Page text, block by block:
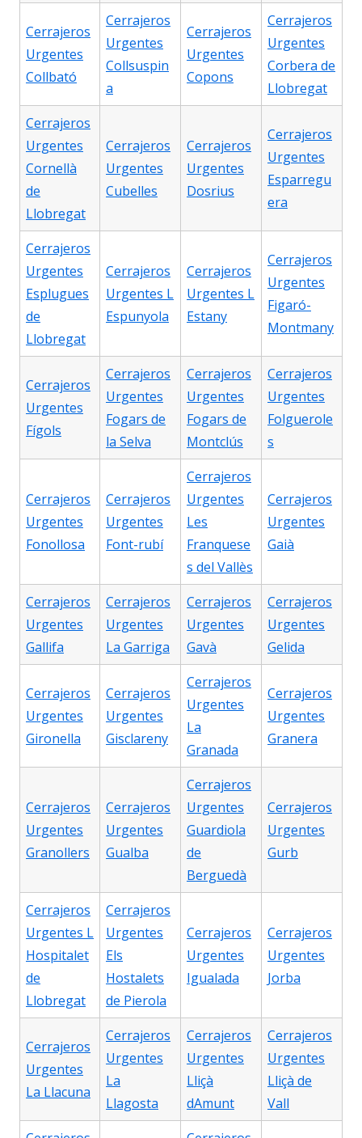
Cerrajeros
Urgentes
Collbató
Cerrajeros
Urgentes
Collsuspin
a
Cerrajeros
Urgentes
Copons
Cerrajeros
Urgentes
Corbera de
Llobregat
Cerrajeros
Urgentes
Cornellà
de
Llobregat
Cerrajeros
Urgentes
Cubelles
Cerrajeros
Urgentes
Dosrius
Cerrajeros
Urgentes
Esparregu
era
Cerrajeros
Urgentes
Esplugues
de
Llobregat
Cerrajeros
Urgentes L
Espunyola
Cerrajeros
Urgentes L
Estany
Cerrajeros
Urgentes
Figaró-
Montmany
Cerrajeros
Urgentes
Fígols
Cerrajeros
Urgentes
Fogars de
la Selva
Cerrajeros
Urgentes
Fogars de
Montclús
Cerrajeros
Urgentes
Folguerole
s
Cerrajeros
Urgentes
Fonollosa
Cerrajeros
Urgentes
Font-rubí
Cerrajeros
Urgentes
Les
Franquese
s del Vallès
Cerrajeros
Urgentes
Gaià
Cerrajeros
Urgentes
Gallifa
Cerrajeros
Urgentes
La Garriga
Cerrajeros
Urgentes
Gavà
Cerrajeros
Urgentes
Gelida
Cerrajeros
Urgentes
Gironella
Cerrajeros
Urgentes
Gisclareny
Cerrajeros
Urgentes
La
Granada
Cerrajeros
Urgentes
Granera
Cerrajeros
Urgentes
Granollers
Cerrajeros
Urgentes
Gualba
Cerrajeros
Urgentes
Guardiola
de
Berguedà
Cerrajeros
Urgentes
Gurb
Cerrajeros
Urgentes L
Hospitalet
de
Llobregat
Cerrajeros
Urgentes
Els
Hostalets
de Pierola
Cerrajeros
Urgentes
Igualada
Cerrajeros
Urgentes
Jorba
Cerrajeros
Urgentes
La Llacuna
Cerrajeros
Urgentes
La
Llagosta
Cerrajeros
Urgentes
Lliçà
dAmunt
Cerrajeros
Urgentes
Lliçà de
Vall